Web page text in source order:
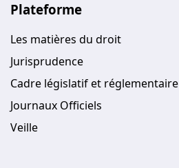
Plateforme
Les matières du droit
Jurisprudence
Cadre législatif et réglementaire
Journaux Officiels
Veille